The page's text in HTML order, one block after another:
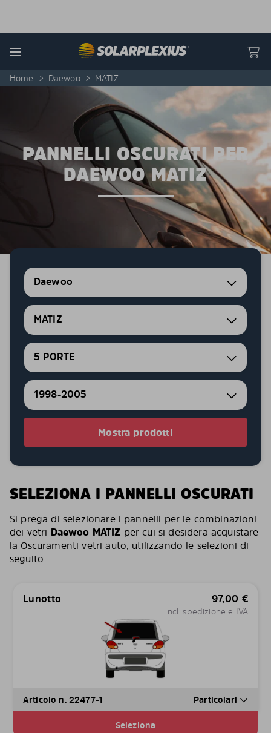
Menu
Home > Daewoo > MATIZ
PANNELLI OSCURATI PER
DAEWOO MATIZ
Daewoo
MATIZ
5 PORTE
1998-2005
Mostra prodotti
SELEZIONA I PANNELLI OSCURATI
Si prega di selezionare i pannelli per le combinazioni
dei vetri Daewoo MATIZ per cui si desidera acquistare
la Oscuramenti vetri auto, utilizzando le selezioni di
seguito.
Lunotto 97,00 €
incl. spedizione e IVA
Articolo n. 22477-1 Particolari
Seleziona